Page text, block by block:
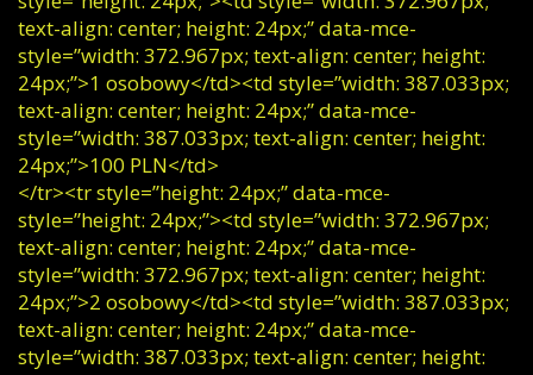
text-align: center; height: 24px;” data-mce-
style=”width: 372.967px; text-align: center; height:
24px;”>1 osobowy</td><td style=”width: 387.033px;
text-align: center; height: 24px;” data-mce-
style=”width: 387.033px; text-align: center; height:
24px;”>100 PLN</td>
</tr><tr style=”height: 24px;” data-mce-
style=”height: 24px;”><td style=”width: 372.967px;
text-align: center; height: 24px;” data-mce-
style=”width: 372.967px; text-align: center; height:
24px;”>2 osobowy</td><td style=”width: 387.033px;
text-align: center; height: 24px;” data-mce-
style=”width: 387.033px; text-align: center; height: